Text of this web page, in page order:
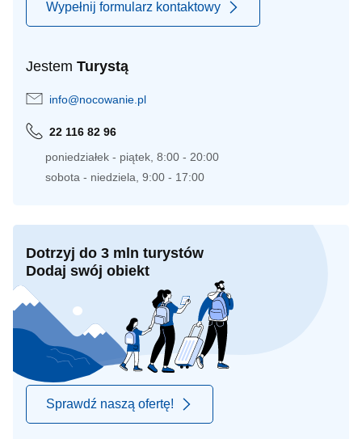
Wypełnij formularz kontaktowy
Jestem Turystą
info@nocowanie.pl
22 116 82 96
poniedziałek - piątek, 8:00 - 20:00
sobota - niedziela, 9:00 - 17:00
Dotrzyj do 3 mln turystów
Dodaj swój obiekt
Sprawdź naszą ofertę!